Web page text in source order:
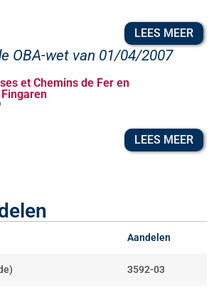
LEES MEER
OBA-wet van 01/04/2007
et Chemins de Fer en
LEES MEER
Aandelen
3592-03